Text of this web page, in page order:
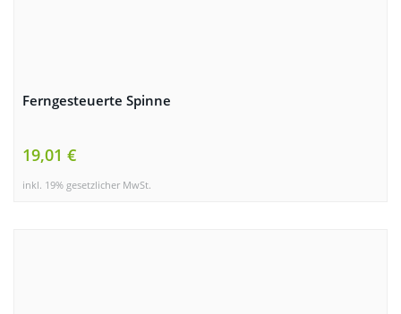
Ferngesteuerte Spinne
19,01 €
inkl. 19% gesetzlicher MwSt.